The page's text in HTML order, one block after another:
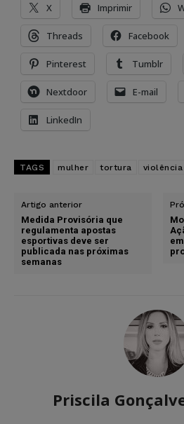
X Imprimir
Threads Facebook
Pinterest Tumblr
Nextdoor E-mail
LinkedIn
TAGS mulher tortura violência
Artigo anterior
Medida Provisória que
regulamenta apostas
esportivas deve ser
publicada nas próximas
semanas
Priscila